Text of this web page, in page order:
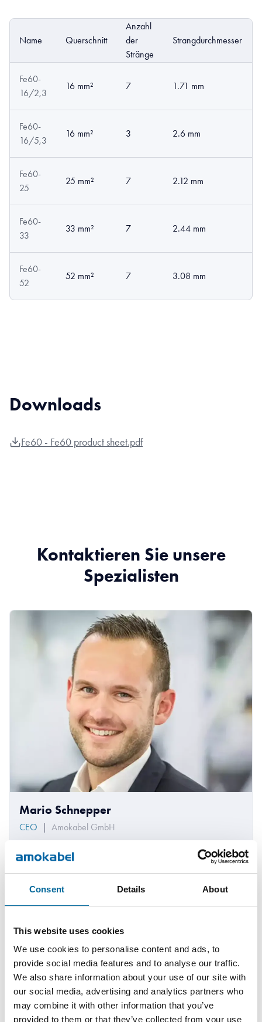
Consent Details About
This website uses cookies
We use cookies to personalise content and ads, to
provide social media features and to analyse our traffic.
We also share information about your use of our site with
our social media, advertising and analytics partners who
may combine it with other information that you’ve
provided to them or that they’ve collected from your use
Name Querschnitt
Anzahl
der
Stränge
Strangdurchmesser
Fe60-
16/2,3
16 mm² 7 1.71 mm
Fe60-
16/5,3
16 mm² 3 2.6 mm
Fe60-
25
25 mm² 7 2.12 mm
Fe60-
33
33 mm² 7 2.44 mm
Fe60-
52
52 mm² 7 3.08 mm
Downloads
Fe60 - Fe60 product sheet.pdf
Kontaktieren Sie unsere
Spezialisten
Mario Schnepper
CEO | Amokabel GmbH
+49 151 18102588